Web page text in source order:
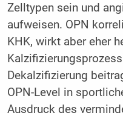
Zelltypen sein und
aufweisen. OPN
KHK, wirkt aber eher
Dekalzifizierung
OPN-Level in
Ausdruck des